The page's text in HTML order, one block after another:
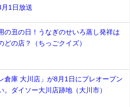
月1日放送
の丑の日！うなぎのせいろ蒸し発祥は
どの店？（ちっごクイズ）
倉庫 大川店」が8月1日にプレオープン
。ダイソー大川店跡地（大川市）